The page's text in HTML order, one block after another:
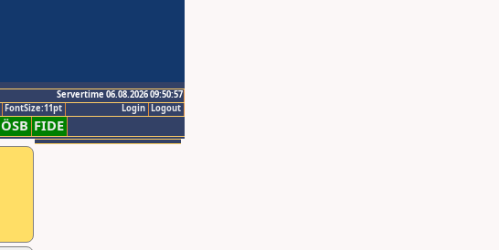
Servertime 06.08.2026 09:50:57
Logout
Login
FontSize:11pt
ÖSB FIDE